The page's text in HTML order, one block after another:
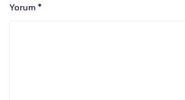
Yorum *